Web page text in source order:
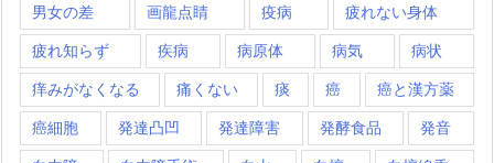
男女の差 画龍点睛 疫病 疲れない身体
疲れ知らず 疾病 病原体 病気 病状
痒みがなくなる 痛くない 痰 癌 癌と漢方薬
癌細胞 発達凸凹 発達障害 発酵食品 発音